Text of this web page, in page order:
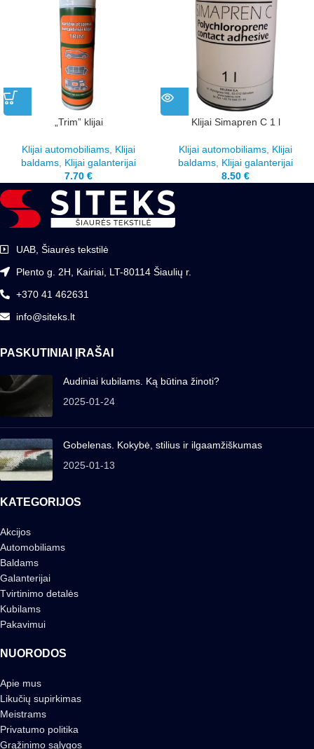
„Trim” klijai
Klijai automobiliams Klijai
baldams Klijai galanterijai
7.70 €
Klijai Simapren C 1 l
Klijai automobiliams Klijai
baldams Klijai galanterijai
8.50 €
UAB, Šiaurės tekstilė
Plento g. 2H, Kairiai, LT-80114 Šiaulių r.
+370 41 462631
info@siteks.lt
PASKUTINIAI ĮRAŠAI
Audiniai kubilams. Ką būtina žinoti?
2025-01-24
Gobelenas. Kokybė, stilius ir ilgaamžiškumas
2025-01-13
KATEGORIJOS
Akcijos
Automobiliams
Baldams
Galanterijai
Tvirtinimo detalės
Kubilams
Pakavimui
NUORODOS
Apie mus
Likučių supirkimas
Meistrams
Privatumo politika
Grąžinimo sąlygos